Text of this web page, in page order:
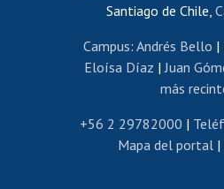
Certificado de
Editar páginas
Revalidación y
Postulación al Programa de
Santiago de Chile,
Campus: Andrés Bello |
Eloísa Díaz |Juan
más
+56 2 29782000 |
Mapa del portal|